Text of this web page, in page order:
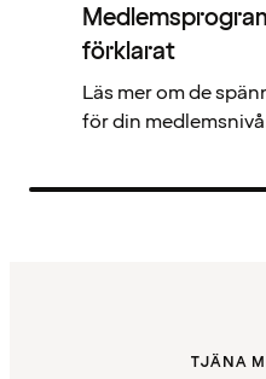
förklarat
Läs mer om de
för din
TJÄNA